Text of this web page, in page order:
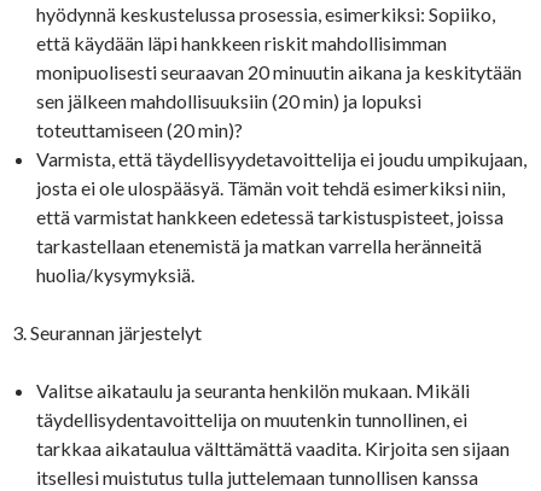
hyödynnä keskustelussa prosessia, esimerkiksi: Sopiiko,
että käydään läpi hankkeen riskit mahdollisimman
monipuolisesti seuraavan 20 minuutin aikana ja keskitytään
sen jälkeen mahdollisuuksiin (20 min) ja lopuksi
toteuttamiseen (20 min)?
Varmista, että täydellisyydetavoittelija ei joudu umpikujaan,
josta ei ole ulospääsyä. Tämän voit tehdä esimerkiksi niin,
että varmistat hankkeen edetessä tarkistuspisteet, joissa
tarkastellaan etenemistä ja matkan varrella heränneitä
huolia/kysymyksiä.
3. Seurannan järjestelyt
Valitse aikataulu ja seuranta henkilön mukaan. Mikäli
täydellisydentavoittelija on muutenkin tunnollinen, ei
tarkkaa aikataulua välttämättä vaadita. Kirjoita sen sijaan
itsellesi muistutus tulla juttelemaan tunnollisen kanssa